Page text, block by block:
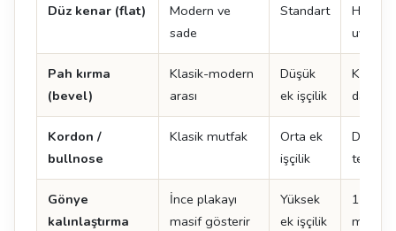
Düz kenar (flat)
Modern ve
sade
Standart
Her
Pah kırma
(bevel)
Klasik-modern
arası
Düşük
ek işçilik
Kenar
Kordon /
bullnose
Klasik mutfak
Orta ek
işçilik
Doğal
tercih
Gönye
kalınlaştırma
İnce plakayı
masif gösterir
Yüksek
ek işçilik
12
mm